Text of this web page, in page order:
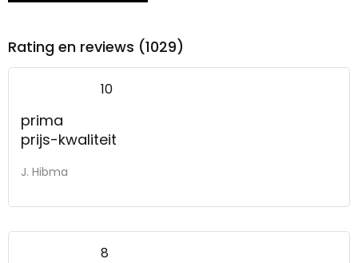
Rating en reviews (1029)
10
prima
prijs-kwaliteit
J. Hibma
8